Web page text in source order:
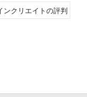
ンクリエイトの評判